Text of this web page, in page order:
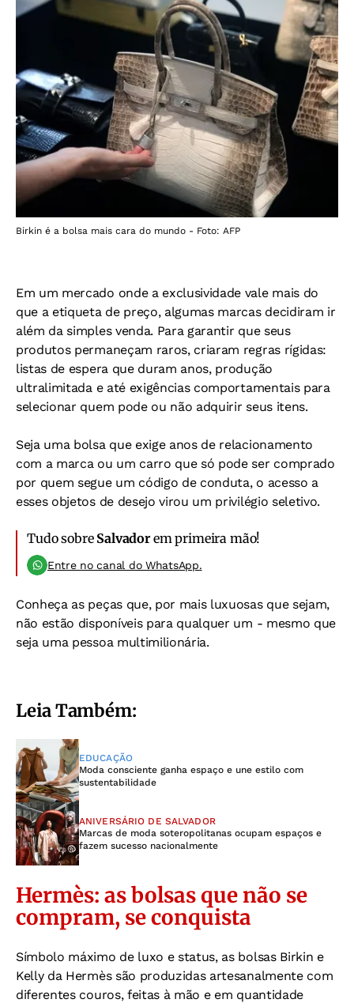
Birkin é a bolsa mais cara do mundo - Foto: AFP
Em um mercado onde a exclusividade vale mais do
que a etiqueta de preço, algumas marcas decidiram ir
além da simples venda. Para garantir que seus
produtos permaneçam raros, criaram regras rígidas:
listas de espera que duram anos, produção
ultralimitada e até exigências comportamentais para
selecionar quem pode ou não adquirir seus itens.
Seja uma bolsa que exige anos de relacionamento
com a marca ou um carro que só pode ser comprado
por quem segue um código de conduta, o acesso a
esses objetos de desejo virou um privilégio seletivo.
Tudo sobre Salvadorem primeira mão!
Entre no canal do WhatsApp.
Conheça as peças que, por mais luxuosas que sejam,
não estão disponíveis para qualquer um - mesmo que
seja uma pessoa multimilionária.
Leia Também:
EDUCAÇÃO
Moda consciente ganha espaço e une estilo com
sustentabilidade
ANIVERSÁRIO DE SALVADOR
Marcas de moda soteropolitanas ocupam espaços e
fazem sucesso nacionalmente
Hermès: as bolsas que não se
compram, se conquista
Símbolo máximo de luxo e status, as bolsas Birkin e
Kelly da Hermès são produzidas artesanalmente com
diferentes couros, feitas à mão e em quantidade